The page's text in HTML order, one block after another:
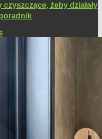
żeby działały